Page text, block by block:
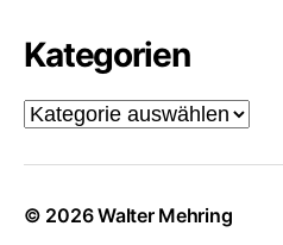
Kategorien
Kategorien
© 2026Walter Mehring